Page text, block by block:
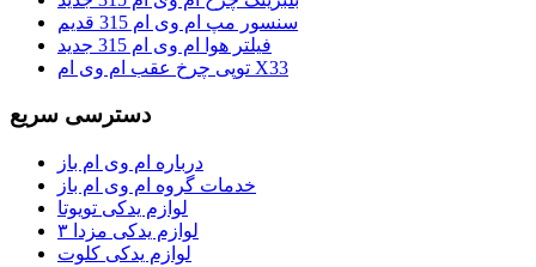
سنسور مپ ام وی ام 315 قدیم
فیلتر هوا ام وی ام 315 جدید
توپی چرخ عقب ام وی ام X33
دسترسی سریع
درباره ام وی ام باز
خدمات گروه ام وی ام باز
لوازم یدکی تویوتا
لوازم یدکی مزدا ۳
لوازم یدکی کلوت